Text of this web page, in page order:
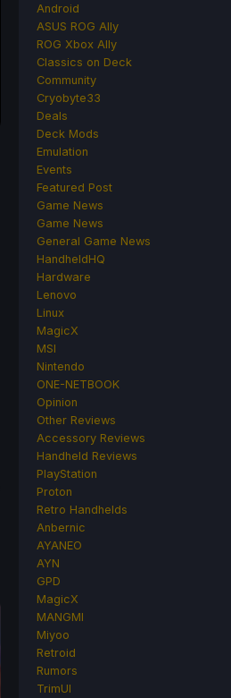
Android
ASUS ROG Ally
ROG Xbox Ally
Classics on Deck
Community
Cryobyte33
Deals
Deck Mods
Emulation
Events
Featured Post
Game News
Game News
General Game News
HandheldHQ
Hardware
Lenovo
Linux
MagicX
MSI
Nintendo
ONE-NETBOOK
Opinion
Other Reviews
Accessory Reviews
Handheld Reviews
PlayStation
Proton
Retro Handhelds
Anbernic
AYANEO
AYN
GPD
MagicX
MANGMI
Miyoo
Retroid
Rumors
TrimUI